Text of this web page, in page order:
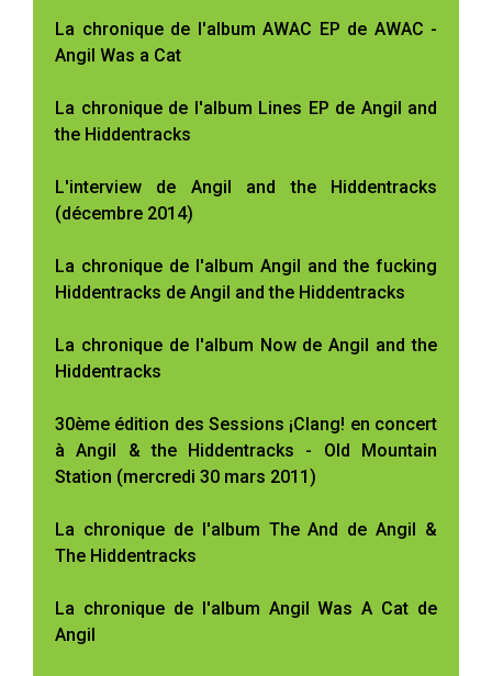
La chronique de l'album AWAC EP de AWAC -
Angil Was a Cat
La chronique de l'album Lines EP de Angil and
the Hiddentracks
L'interview de Angil and the Hiddentracks
(décembre 2014)
La chronique de l'album Angil and the fucking
Hiddentracks de Angil and the Hiddentracks
La chronique de l'album Now de Angil and the
Hiddentracks
30ème édition des Sessions ¡Clang! en concert
à Angil & the Hiddentracks - Old Mountain
Station (mercredi 30 mars 2011)
La chronique de l'album The And de Angil &
The Hiddentracks
La chronique de l'album Angil Was A Cat de
Angil